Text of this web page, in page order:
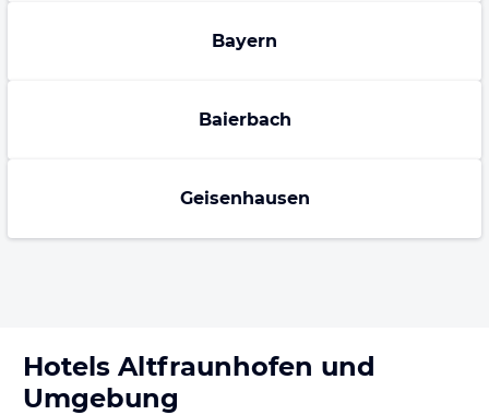
Bayern
Baierbach
Geisenhausen
Hotels Altfraunhofen und
Umgebung